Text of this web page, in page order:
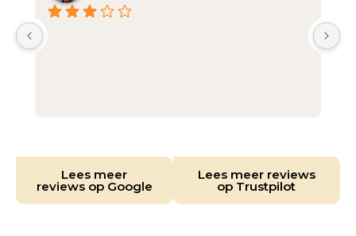
Lees meer
reviews op Google
Lees meer reviews
op Trustpilot